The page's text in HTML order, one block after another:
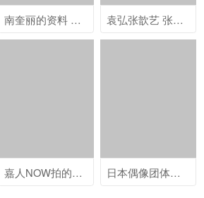
南奎丽的资料 韩国美女南奎丽青春靓丽写真 袁弘张歆艺 张歆艺《妻子的浪漫旅行4》图片
嘉人NOW拍的何穗时尚表现力超强写真 日本偶像团体东京女子流清纯甜美写真